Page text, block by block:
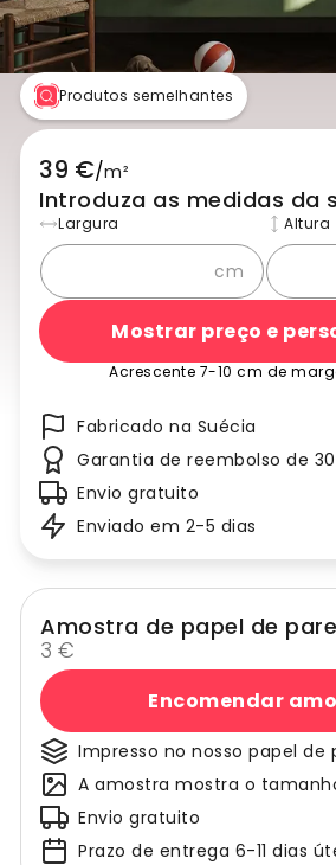
Produtos semelhantes
39 €/m²
Introduza as medidas da
Largura
cm
Altura
Mostrar preço e
Acrescente 7-10 cm de
Fabricado na Suécia
Garantia de reembolso de
Envio gratuito
Enviado em 2-5 dias
Amostra de papel de
3 €
Encomendar
Impresso no nosso papel de
A amostra mostra o
Envio gratuito
Prazo de entrega 6-11 dias